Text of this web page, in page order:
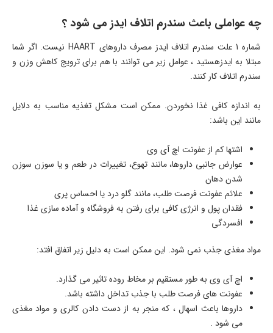
چه عواملی باعث سندرم اتلاف ایدز می شود ؟
شماره 1 علت سندرم اتلاف ایدز مصرف داروهای HAART نیست. اگر شما
مبتلا به ایدزهستید ، عوامل زیر می توانند با هم برای ترویج کاهش وزن و
سندرم اتلاف کار کنند.
به اندازه کافی غذا نخوردن. ممکن است مشکل تغذیه مناسب به دلایل
مانند این باشد:
اشتها کم از عفونت اچ آی وی
عوارض جانبی داروها، مانند تهوع، تغییرات در طعم و یا سوزن سوزن
شدن دهان
علائم عفونت فرصت طلب، مانند گلو درد یا احساس پری
فقدان پول و انرژی کافی برای رفتن به فروشگاه و آماده سازی غذا
افسردگی
مواد مغذی جذب نمی شود. این ممکن است به دلیل زیر اتفاق افتد:
اچ آی وی به طور مستقیم بر مخاط روده تاثیر می گذارد.
عفونت های فرصت طلب با جذب تداخل داشته باشد.
داروها باعث اسهال ، که منجر به از دست دادن کالری و مواد مغذی
می شود .